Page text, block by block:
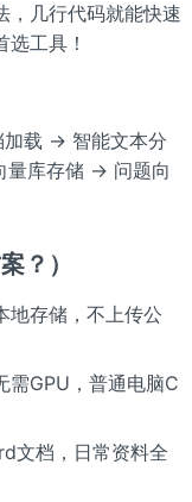
，几行代码就能快速
工具！
载 → 智能文本分
库存储 → 问题向
？）
地存储，不上传公
需GPU，普通电脑C
文档，日常资料全